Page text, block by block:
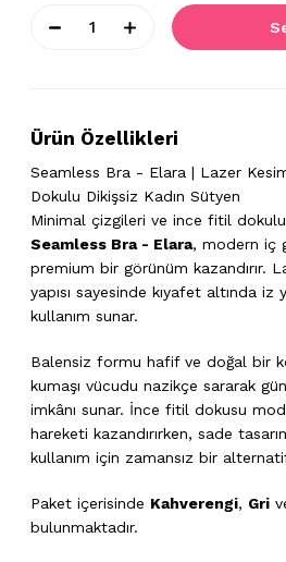
Ürün Özellikleri
Seamless Bra - Elara | Lazer
Dokulu Dikişsiz Kadın Sütyen
Minimal çizgileri ve ince fitil dokulu
Seamless Bra - Elara, modern iç
premium bir görünüm kazandırır.
yapısı sayesinde kıyafet altında
kullanım sunar.
Balensiz formu hafif ve doğal bir
kumaşı vücudu nazikçe sararak
imkânı sunar. İnce fitil dokusu
hareketi kazandırırken, sade
kullanım için zamansız bir
Paket içerisinde Kahverengi, Gri
bulunmaktadır.